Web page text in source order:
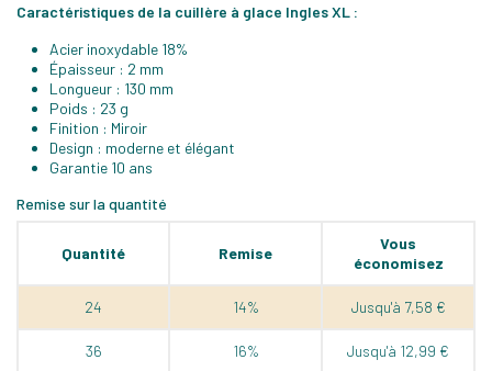
Caractéristiques de la cuillère à glace Ingles XL :
Acier inoxydable 18%
Épaisseur : 2 mm
Longueur : 130 mm
Poids : 23 g
Finition : Miroir
Design : moderne et élégant
Garantie 10 ans
Remise sur la quantité
Quantité Remise
Vous
économisez
24 14% Jusqu'à 7,58 €
36 16% Jusqu'à 12,99 €